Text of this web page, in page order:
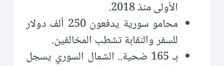
الأولى منذ 2018.
محامو سورية يدفعون 250 ألف دولار
للسفر والنقابة تشطب المخالفين.
بـ 165 ضحية.. الشمال السوري يسجل